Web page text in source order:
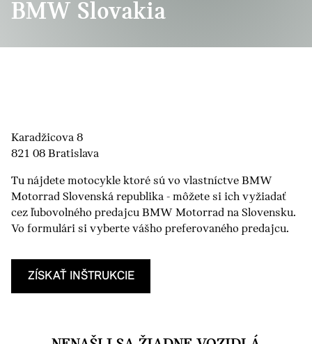
BMW Slovakia
Karadžicova 8
821 08 Bratislava
Tu nájdete motocykle ktoré sú vo vlastníctve BMW
Motorrad Slovenská republika - môžete si ich vyžiadať
cez ľubovolného predajcu BMW Motorrad na Slovensku.
Vo formulári si vyberte vášho preferovaného predajcu.
ZÍSKAŤ INŠTRUKCIE